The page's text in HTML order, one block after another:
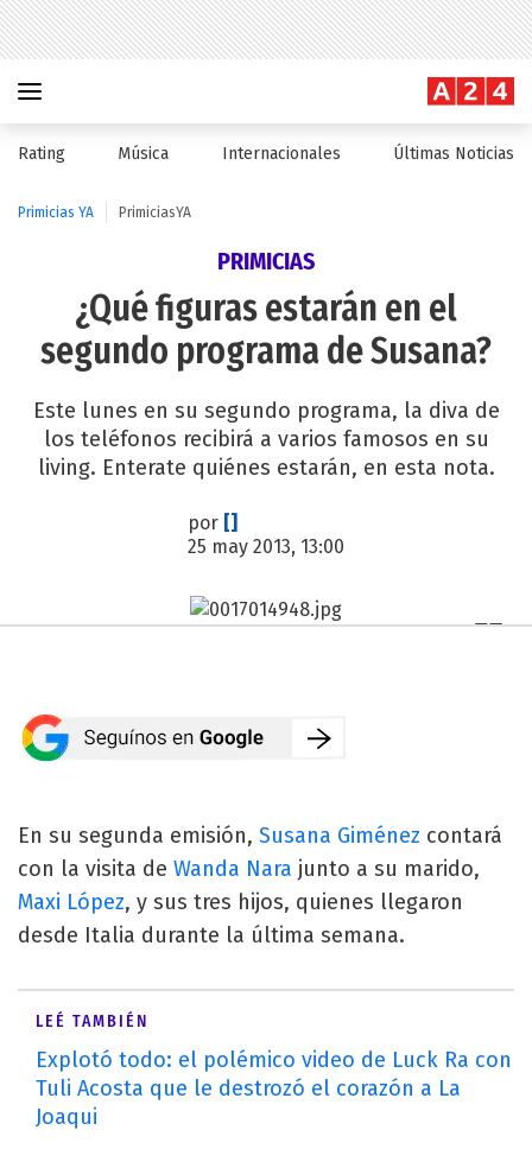
Rating Música Internacionales Últimas Noticias
Primicias YA PrimiciasYA
PRIMICIAS
¿Qué figuras estarán en el
segundo programa de Susana?
Este lunes en su segundo programa, la diva de
los teléfonos recibirá a varios famosos en su
living. Enterate quiénes estarán, en esta nota.
por []
25 may 2013, 13:00
En su segunda emisión, Susana Giménez contará
con la visita de Wanda Nara junto a su marido,
Maxi López, y sus tres hijos, quienes llegaron
desde Italia durante la última semana.
LEÉ TAMBIÉN
Explotó todo: el polémico video de Luck Ra con
Tuli Acosta que le destrozó el corazón a La
Joaqui